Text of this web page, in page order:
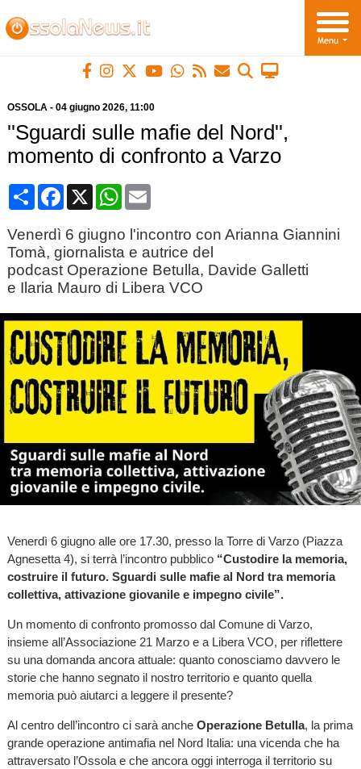
OSSOLA- 04 giugno 2026, 11:00
''Sguardi sulle mafie del Nord'',
momento di confronto a Varzo
CondividiFacebook
X WhatsApp
Email
Venerdì 6 giugno l'incontro con Arianna Giannini
Tomà, giornalista e autrice del
podcast Operazione Betulla, Davide Galletti
e Ilaria Mauro di Libera VCO
Venerdì 6 giugno alle ore 17.30, presso la Torre di Varzo (Piazza
Agnesetta 4), si terrà l’incontro pubblico “Custodire la memoria,
costruire il futuro. Sguardi sulle mafie al Nord tra memoria
collettiva, attivazione giovanile e impegno civile”.
Un momento di confronto promosso dal Comune di Varzo,
insieme all’Associazione 21 Marzo e a Libera VCO, per riflettere
su una domanda ancora attuale: quanto conosciamo davvero le
storie che hanno segnato il nostro territorio e quanto quella
memoria può aiutarci a leggere il presente?
Al centro dell’incontro ci sarà anche Operazione Betulla, la prima
grande operazione antimafia nel Nord Italia: una vicenda che ha
attraversato l’Ossola e che ancora oggi interroga il territorio su